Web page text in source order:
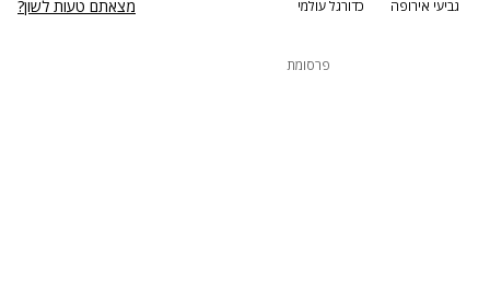
גביעי אירופה כדורגל עולמי מצאתם טעות לשון?
פרסומת